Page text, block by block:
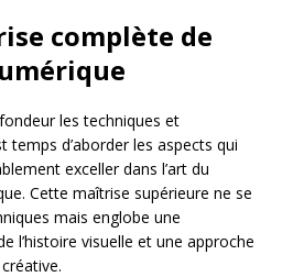
complète de
les techniques et
temps d’aborder les aspects qui
exceller dans l’art du
Cette maîtrise supérieure ne se
mais englobe une
l’histoire visuelle et une approche